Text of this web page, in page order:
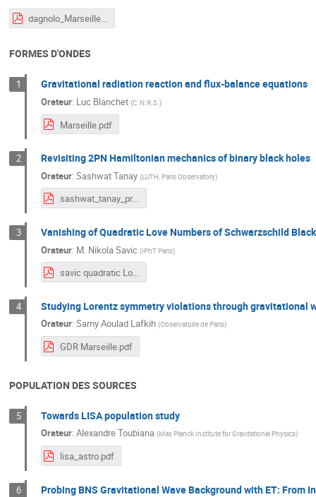
dagnolo_Marseille.pdf
FORMES D'ONDES
1 Gravitational radiation reaction and flux-balance equations
Orateur: Luc Blanchet (C.N.R.S.)
Marseille.pdf
2 Revisiting 2PN Hamiltonian mechanics of binary black holes
Orateur: Sashwat Tanay (LUTH, Paris Observatory)
sashwat_tanay_presentation.pdf
3 Vanishing of Quadratic Love Numbers of Schwarzschild
Orateur: M. Nikola Savic (IPhT Paris)
savic quadratic Love numbers Marseille 24.pdf
4 Studying Lorentz symmetry violations through gravitational
Orateur: Samy Aoulad Lafkih (Observatoire de Paris)
GDR Marseille.pdf
POPULATION DES SOURCES
5 Towards LISA population study
Orateur: Alexandre Toubiana (Max Planck Institute for Gravitational Physics)
lisa_astro.pdf
6 Probing BNS Gravitational Wave Background with ET: From